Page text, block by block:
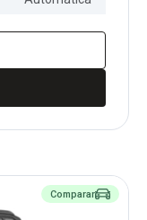
Comparar